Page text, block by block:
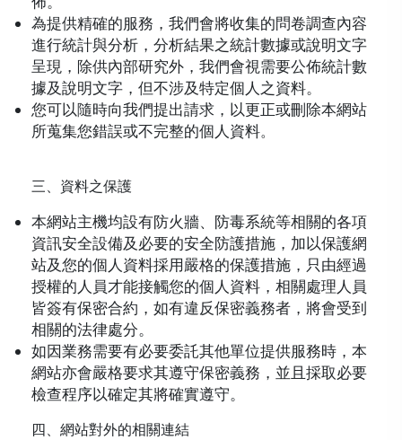
為提供精確的服務，我們會將收集的問卷調查內容
進行統計與分析，分析結果之統計數據或說明文字
呈現，除供內部研究外，我們會視需要公佈統計數
據及說明文字，但不涉及特定個人之資料。
您可以隨時向我們提出請求，以更正或刪除本網站
所蒐集您錯誤或不完整的個人資料。
三、資料之保護
本網站主機均設有防火牆、防毒系統等相關的各項
資訊安全設備及必要的安全防護措施，加以保護網
站及您的個人資料採用嚴格的保護措施，只由經過
授權的人員才能接觸您的個人資料，相關處理人員
皆簽有保密合約，如有違反保密義務者，將會受到
相關的法律處分。
如因業務需要有必要委託其他單位提供服務時，本
網站亦會嚴格要求其遵守保密義務，並且採取必要
檢查程序以確定其將確實遵守。
四、網站對外的相關連結